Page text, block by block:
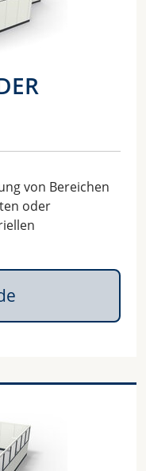
von Bereichen
oder